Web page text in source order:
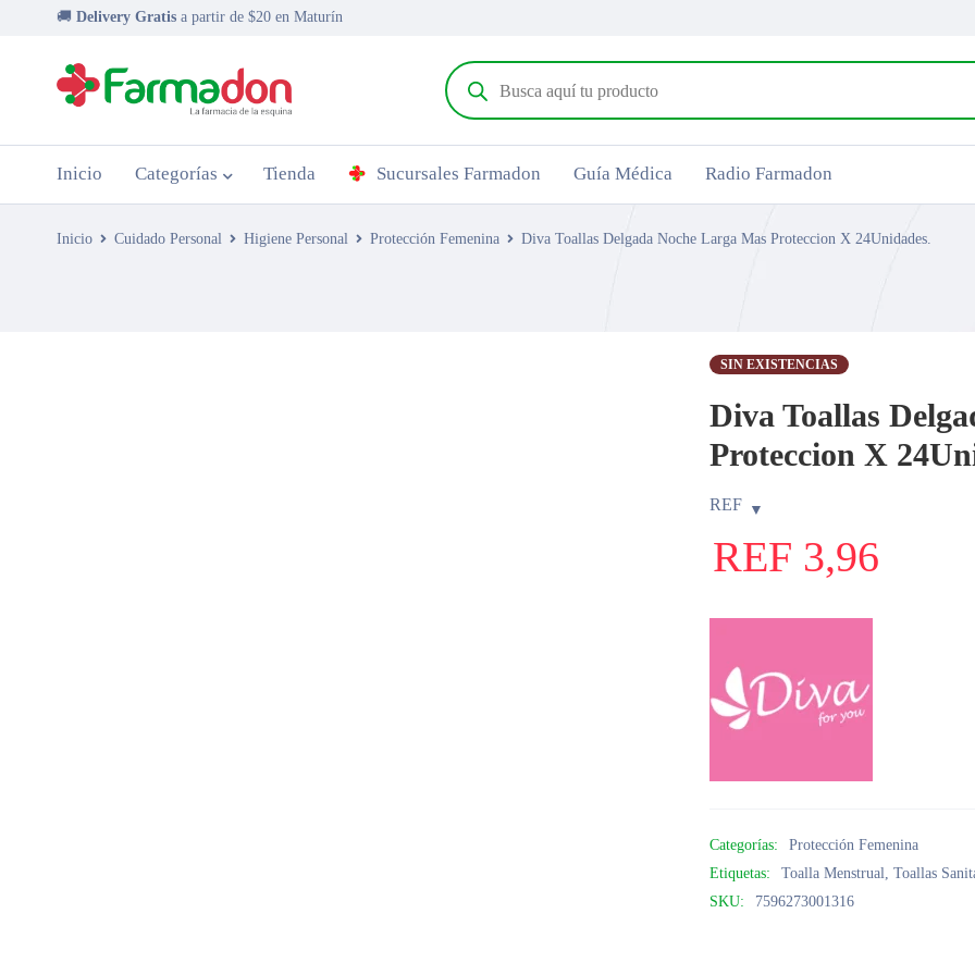
🚚 Delivery Gratis a partir de $20 en Maturín
Inicio Categorías Tienda Sucursales Farmadon Guía Médica Radio Farmadon
Inicio Cuidado Personal Higiene Personal Protección Femenina Diva Toallas Delgada Noche Larga Mas Proteccion X 24Unidades.
SIN EXISTENCIAS
Diva Toallas
Proteccion X
REF
REF 3,96
Categorías:
Protección Femenina
Etiquetas:
Toalla Menstrual,Toallas
SKU:
7596273001316